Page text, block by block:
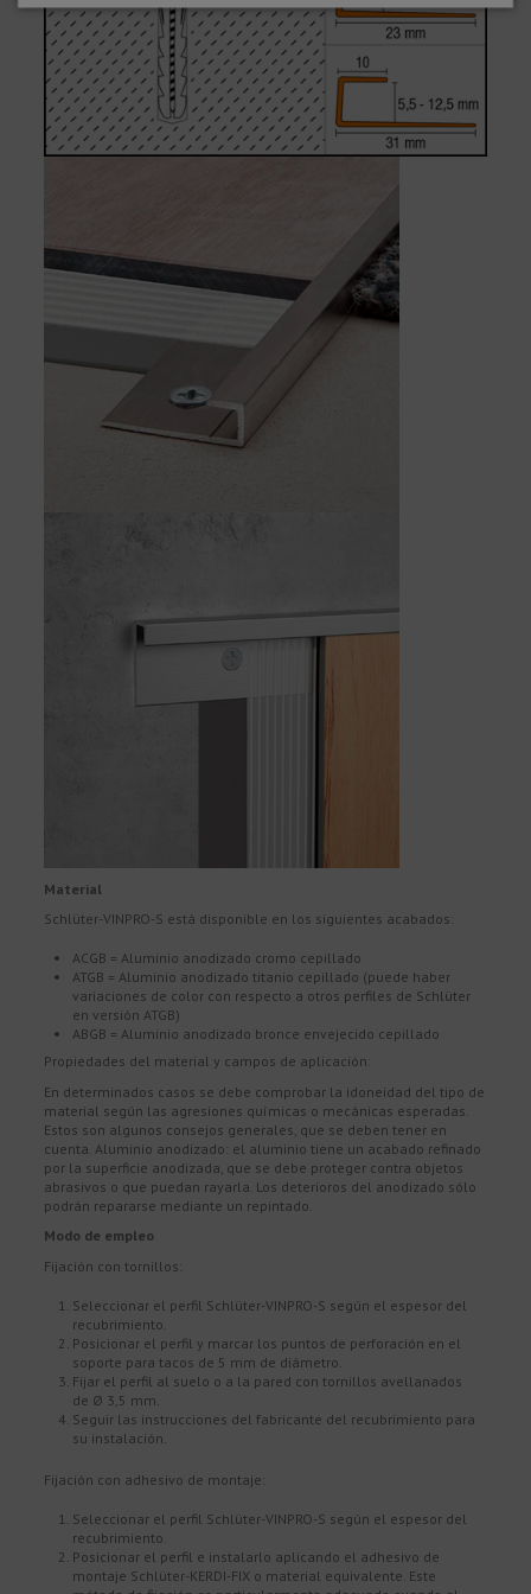
Material
Schlüter-VINPRO-S está disponible en los siguientes acabados:
ACGB = Aluminio anodizado cromo cepillado
ATGB = Aluminio anodizado titanio cepillado (puede haber
variaciones de color con respecto a otros perfiles de Schlüter
en versión ATGB)
ABGB = Aluminio anodizado bronce envejecido cepillado
Propiedades del material y campos de aplicación:
En determinados casos se debe comprobar la idoneidad del tipo de
material según las agresiones químicas o mecánicas esperadas.
Estos son algunos consejos generales, que se deben tener en
cuenta. Aluminio anodizado: el aluminio tiene un acabado refinado
por la superficie anodizada, que se debe proteger contra objetos
abrasivos o que puedan rayarla. Los deterioros del anodizado sólo
podrán repararse mediante un repintado.
Modo de empleo
Fijación con tornillos:
Seleccionar el perfil Schlüter-VINPRO-S según el espesor del
recubrimiento.
Posicionar el perfil y marcar los puntos de perforación en el
soporte para tacos de 5 mm de diámetro.
Fijar el perfil al suelo o a la pared con tornillos avellanados
de Ø 3,5 mm.
Seguir las instrucciones del fabricante del recubrimiento para
su instalación.
Fijación con adhesivo de montaje:
Seleccionar el perfil Schlüter-VINPRO-S según el espesor del
recubrimiento.
Posicionar el perfil e instalarlo aplicando el adhesivo de
montaje Schlüter-KERDI-FIX o material equivalente. Este